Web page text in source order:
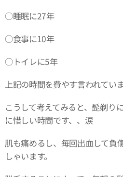
○睡眠に27年
○食事に10年
○トイレに5年
上記の時間を費やす言われてい
こうして考えてみると、髭剃り
に惜しい時間です、、涙
肌も痛めるし、毎回出血して負
しゃいます。